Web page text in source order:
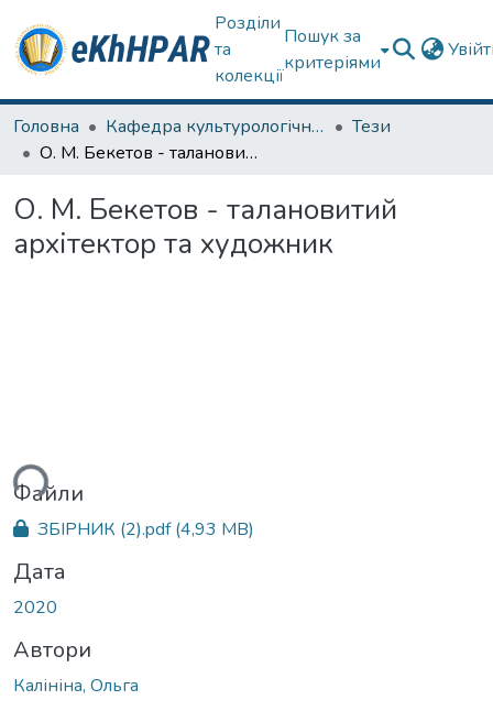
Розділи
та
колекції
Пошук за
критеріями
Головна Кафедра культурологічних дисциплін та образотворчого мистецтва
Тези
О. М. Бекетов - талановитий архітектор та художник
О. М. Бекетов - талановитий
архітектор та художник
Файли
ЗБІРНИК (2).pdf(4,93 MB)
Дата
2020
Автори
Калініна, Ольга